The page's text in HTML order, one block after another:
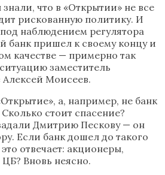
что в «Открытии» не все
рискованную политику. И
наблюдением регулятора
банк пришел к своему концу и
качестве — примерно так
заместитель
Моисеев.
а, например, не банк
стоит спасение?
Дмитрию Пескову — он
Если банк дошел до такого
отвечает: акционеры,
Вновь неясно.